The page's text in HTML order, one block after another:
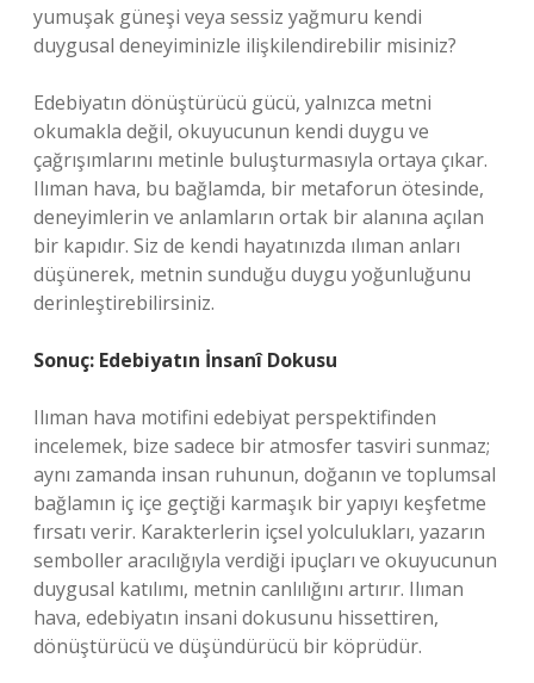
yumuşak güneşi veya sessiz yağmuru kendi
duygusal deneyiminizle ilişkilendirebilir misiniz?
Edebiyatın dönüştürücü gücü, yalnızca metni
okumakla değil, okuyucunun kendi duygu ve
çağrışımlarını metinle buluşturmasıyla ortaya çıkar.
Ilıman hava, bu bağlamda, bir metaforun ötesinde,
deneyimlerin ve anlamların ortak bir alanına açılan
bir kapıdır. Siz de kendi hayatınızda ılıman anları
düşünerek, metnin sunduğu duygu yoğunluğunu
derinleştirebilirsiniz.
Sonuç: Edebiyatın İnsanî Dokusu
Ilıman hava motifini edebiyat perspektifinden
incelemek, bize sadece bir atmosfer tasviri sunmaz;
aynı zamanda insan ruhunun, doğanın ve toplumsal
bağlamın iç içe geçtiği karmaşık bir yapıyı keşfetme
fırsatı verir. Karakterlerin içsel yolculukları, yazarın
semboller aracılığıyla verdiği ipuçları ve okuyucunun
duygusal katılımı, metnin canlılığını artırır. Ilıman
hava, edebiyatın insani dokusunu hissettiren,
dönüştürücü ve düşündürücü bir köprüdür.